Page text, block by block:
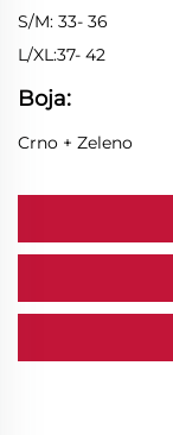
S/M: 33- 36
L/XL:37- 42
Boja:
Crno + Zeleno